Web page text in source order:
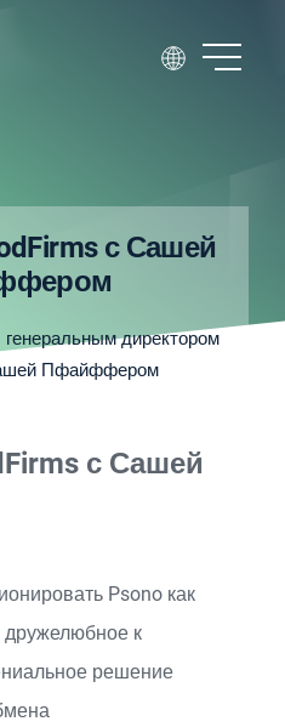
с Сашей
директором
Пфайффером
с Сашей
Psono как
к
решение